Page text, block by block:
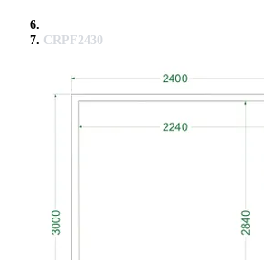
CRPF2430